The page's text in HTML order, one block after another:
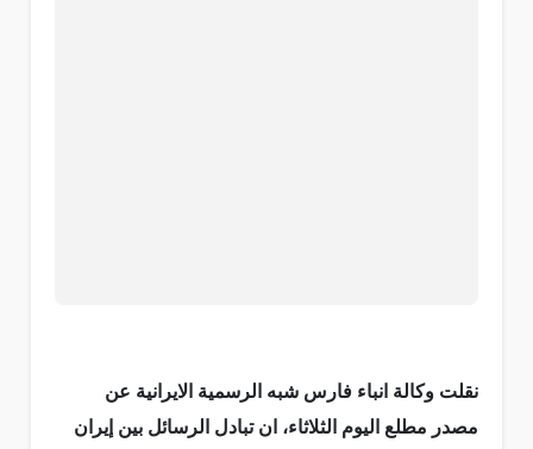
نقلت وكالة انباء فارس شبه الرسمية الايرانية عن
مصدر مطلع اليوم الثلاثاء، ان تبادل الرسائل بين إيران